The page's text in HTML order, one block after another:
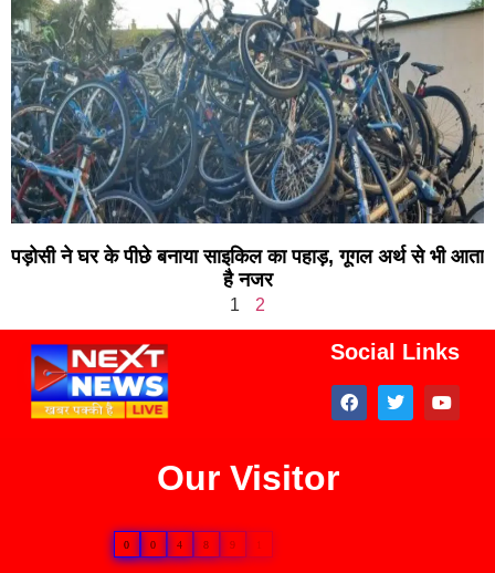
पड़ोसी ने घर के पीछे बनाया साइकिल का पहाड़, गूगल अर्थ से भी आता
है नजर
1 2
Social Links
Our Visitor
0 0 4 8 9 1